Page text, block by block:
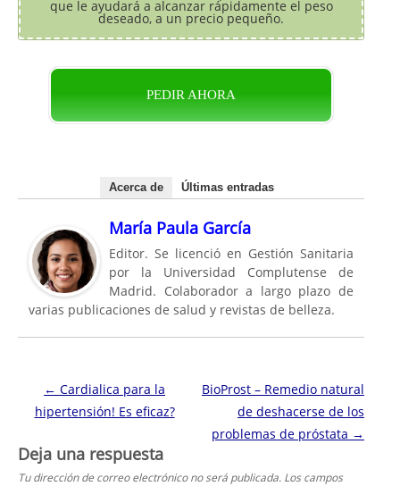
que le ayudará a alcanzar rápidamente el peso
deseado, a un precio pequeño.
PEDIR AHORA
Acerca de Últimas entradas
María Paula García
Editor. Se licenció en Gestión Sanitaria
por la Universidad Complutense de
Madrid. Colaborador a largo plazo de
varias publicaciones de salud y revistas de belleza.
Navegación de entradas
← Cardialica para la
hipertensión! Es eficaz?
BioProst – Remedio natural
de deshacerse de los
problemas de próstata →
Deja una respuesta
Tu dirección de correo electrónico no será publicada. Los campos